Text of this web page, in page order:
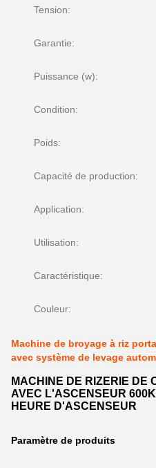
Tension:
Garantie:
Puissance (w):
Condition:
Poids:
Capacité de production:
Application:
Utilisation:
Caractéristique:
Couleur:
Machine de broyage à riz
avec système de levage
MACHINE DE RIZERIE DE
AVEC L'ASCENSEUR
HEURE D'ASCENSEUR
Paramètre de produits